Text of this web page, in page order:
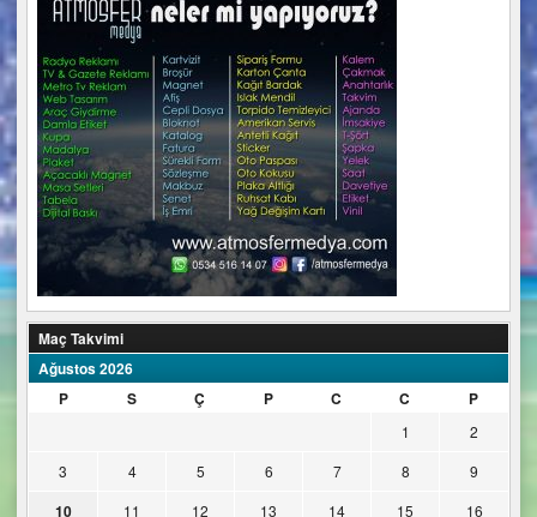
Maç Takvimi
Ağustos 2026
P
S Ç P C C P
1
2
3
4 5 6 7 8 9
10 11 12 13 14 15
16